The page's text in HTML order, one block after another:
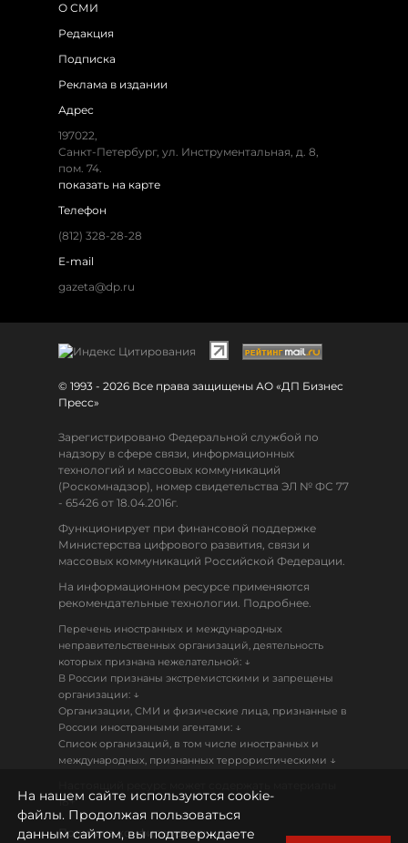
О СМИ
Редакция
Подписка
Реклама в издании
Адрес
197022,
Санкт-Петербург, ул. Инструментальная, д. 8,
пом. 74.
показать на карте
Телефон
(812) 328-28-28
E-mail
gazeta@dp.ru
© 1993 - 2026 Все права защищены АО «ДП Бизнес
Пресс»
Зарегистрировано Федеральной службой по
надзору в сфере связи, информационных
технологий и массовых коммуникаций
(Роскомнадзор), номер свидетельства ЭЛ № ФС 77
- 65426 от 18.04.2016г.
Функционирует при финансовой поддержке
Министерства цифрового развития, связи и
массовых коммуникаций Российской Федерации.
На информационном ресурсе применяются
рекомендательные технологии. Подробнее.
Перечень иностранных и международных
неправительственных организаций, деятельность
которых признана нежелательной: ↓
В России признаны экстремистскими и запрещены
организации: ↓
Организации, СМИ и физические лица, признанные в
России иностранными агентами: ↓
Список организаций, в том числе иностранных и
международных, признанных террористическими ↓
18+
Политика конфиденциальности
На нашем сайте используются cookie-
файлы. Продолжая пользоваться
данным сайтом, вы подтверждаете